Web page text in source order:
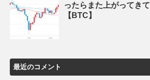
ったらまた上がってき
【BTC】
最近のコメント